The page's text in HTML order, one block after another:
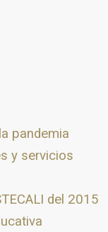
pandemia
y servicios
del 2015